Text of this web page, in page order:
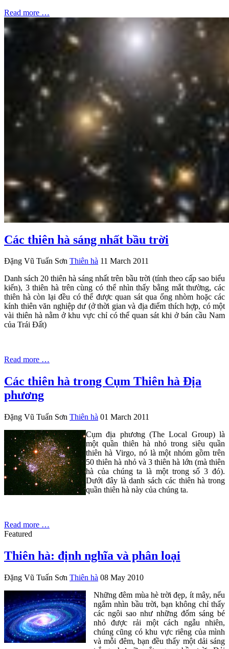
Read more …
Các thiên hà sáng nhất bầu trời
Đặng Vũ Tuấn Sơn Thiên hà 11 March 2011
Danh sách 20 thiên hà sáng nhất trên bầu trời (tính theo cấp sao biểu
kiến), 3 thiên hà trên cùng có thể nhìn thấy bằng mắt thường, các
thiên hà còn lại đều có thể được quan sát qua ống nhòm hoặc các
kính thiên văn nghiệp dư (ở thời gian và địa điểm thích hợp, có một
vài thiên hà nằm ở khu vực chỉ có thể quan sát khi ở bán cầu Nam
của Trái Đất)
Read more …
Các thiên hà trong Cụm Thiên hà Địa
phương
Đặng Vũ Tuấn Sơn Thiên hà 01 March 2011
Cụm địa phương (The Local Group) là
một quần thiên hà nhỏ trong siêu quần
thiên hà Virgo, nó là một nhóm gồm trên
50 thiên hà nhỏ và 3 thiên hà lớn (mà thiên
hà của chúng ta là một trong số 3 đó).
Dưới đây là danh sách các thiên hà trong
quần thiên hà này của chúng ta.
Read more …
Featured
Thiên hà: định nghĩa và phân loại
Đặng Vũ Tuấn Sơn Thiên hà 08 May 2010
Những đêm mùa hè trời đẹp, ít mây, nếu
ngắm nhìn bầu trời, bạn không chỉ thấy
các ngôi sao như những đốm sáng bé
nhỏ được rải một cách ngẫu nhiên,
chúng cũng có khu vực riêng của mình
và mỗi đêm, bạn đều thấy một dải sáng